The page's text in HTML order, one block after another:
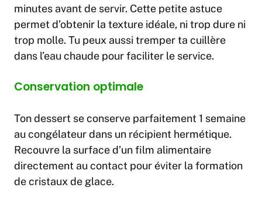
minutes avant de servir. Cette petite astuce
permet d’obtenir la texture idéale, ni trop dure ni
trop molle. Tu peux aussi tremper ta cuillère
dans l’eau chaude pour faciliter le service.
Conservation optimale
Ton dessert se conserve parfaitement 1 semaine
au congélateur dans un récipient hermétique.
Recouvre la surface d’un film alimentaire
directement au contact pour éviter la formation
de cristaux de glace.